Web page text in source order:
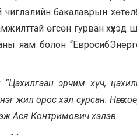
бакалаврын
өгсөн гурван хүүхэд
яам болон
“Цахилгаан эрчим хүч,
жил орос хэл сурсан. Нөгөө
Ася Контримович хэлэв.